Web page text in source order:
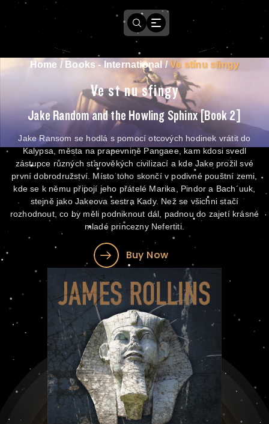
Home / Books - International/Ve stínu sfingy
Ve stínu sfingy
Jake Random and the Howling Sphinx [Book 2]
Jake Ransom se hodlá s pomocí otcových hodinek vrátit do
Kalypsa, města na prapevnině Pangaee, kam kdosi svedl
zástupce různých starověkých civilizací a kde Jake prožil své
první dobrodružství. Místo toho skončí v podivné pouštní zemi,
kde se k němu připojí jeho přátelé Marika, Pindor a Bach´uuk,
stejně jako Jakeova sestra Kady. Než se všichni stačí
rozhodnout, co by měli podniknout dál, padnou do zajetí krásné
mladé princezny Nefertiti.
Buy Now